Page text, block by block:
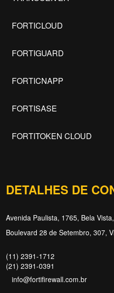
FORTICLOUD
FORTIGUARD
FORTICNAPP
FORTISASE
FORTITOKEN CLOUD
DETALHES DE
Avenida Paulista, 1765, Bela
Boulevard 28 de Setembro, 307,
(11) 2391-1712
(21) 2391-0391
info@fortifirewall.com.br